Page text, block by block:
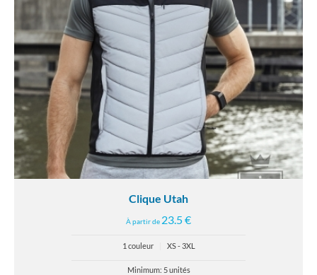
Clique Utah
À partir de 23.5 €
1 couleur XS - 3XL
Minimum: 5 unités